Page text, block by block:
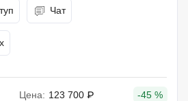
Чат
Цена: 123 700 ₽ -45 %